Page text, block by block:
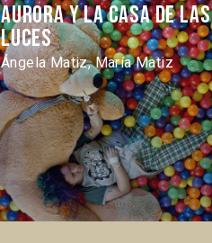
Aurora y la casa de las
luces
Ángela Matiz, María Matiz